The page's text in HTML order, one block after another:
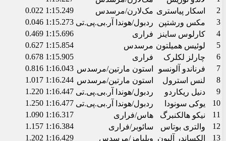
2
اسکار پیاستری مک‌لارن/مرسدس 1:15.249
0.022
3
مکس ورشتپن ردبول/هوندا آر.بی.پی.تی 1:15.273
0.046
4
کارلوس ساینز فراری 1:15.696
0.469
5
لوئیس همیلتون مرسدس 1:15.854
0.627
6
چارلز لکلرک فراری 1:15.905
0.678
7
فرناندو آلونسو استون مارتین/مرسدس 1:16.043
0.816
8
لنس استرول استون مارتین/مرسدس 1:16.244
1.017
9
دنیل ریکاردو ردبول/هوندا آر.بی.پی.تی 1:16.447
1.220
10
یوکی سونودا ردبول/هوندا آر.بی.پی.تی 1:16.477
1.250
11
نیکو هالکنبرگ هاس/فراری 1:16.317
1.090
12
والتری بوتاس سائوبر/فراری 1:16.384
1.157
13
الکساندر آلبون ویلیامز/مرسدس 1:16.429
1.202